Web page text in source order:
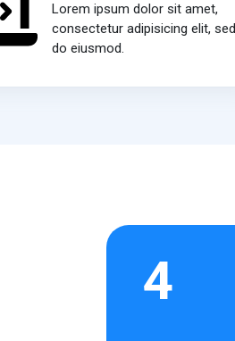
Lorem ipsum dolor sit amet,
consectetur adipisicing elit, sed
do eiusmod.
4